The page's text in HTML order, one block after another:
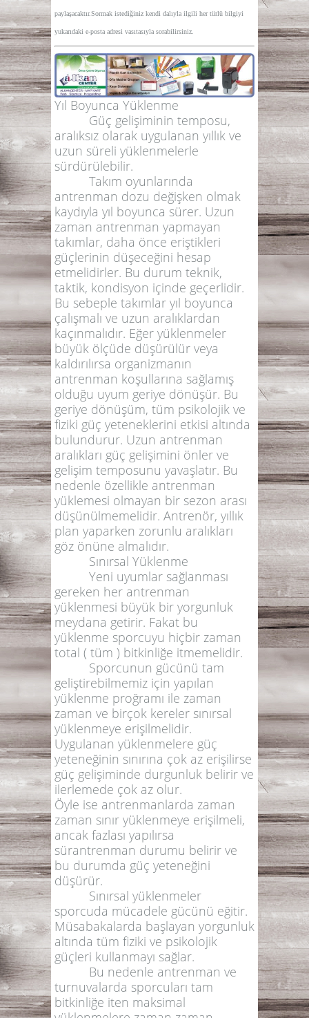
paylaşacaktır.Sormak istediğiniz kendi dalıyla ilgili her türlü bilgiyi
yukarıdaki e-posta adresi vasıtasıyla sorabilirsiniz.
Yıl Boyunca Yüklenme
Güç gelişiminin temposu,
aralıksız olarak uygulanan yıllık ve
uzun süreli yüklenmelerle
sürdürülebilir.
Takım oyunlarında
antrenman dozu değişken olmak
kaydıyla yıl boyunca sürer. Uzun
zaman antrenman yapmayan
takımlar, daha önce eriştikleri
güçlerinin düşeceğini hesap
etmelidirler. Bu durum teknik,
taktik, kondisyon içinde geçerlidir.
Bu sebeple takımlar yıl boyunca
çalışmalı ve uzun aralıklardan
kaçınmalıdır. Eğer yüklenmeler
büyük ölçüde düşürülür veya
kaldırılırsa organizmanın
antrenman koşullarına sağlamış
olduğu uyum geriye dönüşür. Bu
geriye dönüşüm, tüm psikolojik ve
fiziki güç yeteneklerini etkisi altında
bulundurur. Uzun antrenman
aralıkları güç gelişimini önler ve
gelişim temposunu yavaşlatır. Bu
nedenle özellikle antrenman
yüklemesi olmayan bir sezon arası
düşünülmemelidir. Antrenör, yıllık
plan yaparken zorunlu aralıkları
göz önüne almalıdır.
Sınırsal Yüklenme
Yeni uyumlar sağlanması
gereken her antrenman
yüklenmesi büyük bir yorgunluk
meydana getirir. Fakat bu
yüklenme sporcuyu hiçbir zaman
total ( tüm ) bitkinliğe itmemelidir.
Sporcunun gücünü tam
geliştirebilmemiz için yapılan
yüklenme proğramı ile zaman
zaman ve birçok kereler sınırsal
yüklenmeye erişilmelidir.
Uygulanan yüklenmelere güç
yeteneğinin sınırına çok az erişilirse
güç gelişiminde durgunluk belirir ve
ilerlemede çok az olur.
Öyle ise antrenmanlarda zaman
zaman sınır yüklenmeye erişilmeli,
ancak fazlası yapılırsa
sürantrenman durumu belirir ve
bu durumda güç yeteneğini
düşürür.
Sınırsal yüklenmeler
sporcuda mücadele gücünü eğitir.
Müsabakalarda başlayan yorgunluk
altında tüm fiziki ve psikolojik
güçleri kullanmayı sağlar.
Bu nedenle antrenman ve
turnuvalarda sporcuları tam
bitkinliğe iten maksimal